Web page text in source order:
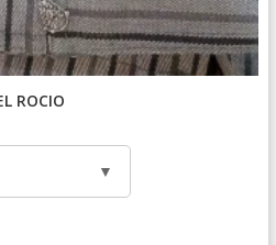
ROCIO